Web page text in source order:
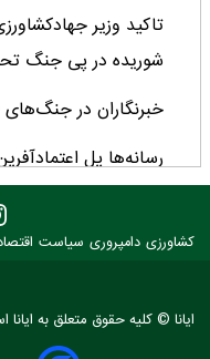
تاکید وزیر
شوریده در پی جنگ
خبرنگاران در جنگ‌های
رسانه‌ها پل
درصدی این بانک از
چشم‌انداز مثبت تولید
کشاورزی دامپروری سیاست
ایانا © کلیه حقوق متعلق به